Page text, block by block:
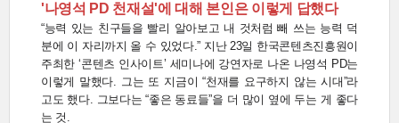
'나영석 PD 천재설'에 대해 본인은 이렇게 답했다
“능력 있는 친구들을 빨리 알아보고 내 것처럼 빼 쓰는 능력 덕
분에 이 자리까지 올 수 있었다.” 지난 23일 한국콘텐츠진흥원이
주최한 ‘콘텐츠 인사이트’ 세미나에 강연자로 나온 나영석 PD는
이렇게 말했다. 그는 또 지금이 “천재를 요구하지 않는 시대”라
고도 했다. 그보다는 “좋은 동료들”을 더 많이 옆에 두는 게 좋다
는 것.